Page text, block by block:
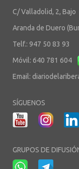
C/ Valladolid, 2, Bajo
Aranda de Duero
Telf.: 947 50 83 93
Móvil: 640 781 604
Email:
SÍGUENOS
GRUPOS DE